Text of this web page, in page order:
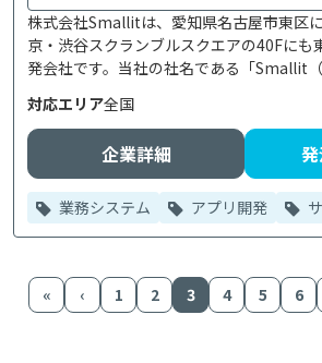
株式会社Smallitは、愛知県名古屋市東区
京・渋谷スクランブルスクエアの40Fにも
発会社です。当社の社名である「Smallit
対応エリア全国
企業詳細
業務システム アプリ開発
« ‹ 1 2 3 4 5 6